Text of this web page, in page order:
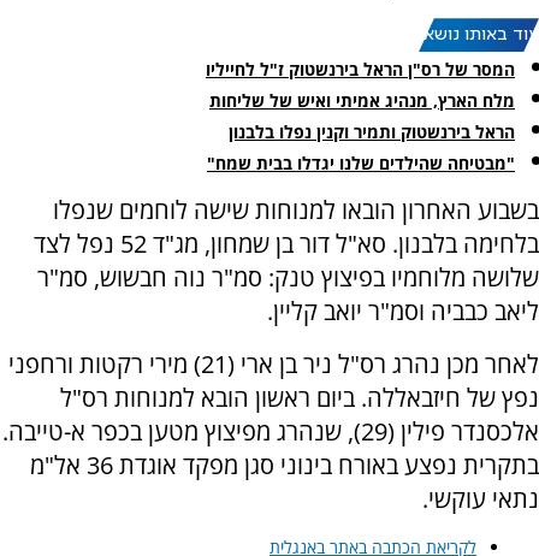
עוד באותו נושא:
המסר של רס"ן הראל בירנשטוק ז"ל לחייליו
מלח הארץ, מנהיג אמיתי ואיש של שליחות
הראל בירנשטוק ותמיר וקנין נפלו בלבנון
"מבטיחה שהילדים שלנו יגדלו בבית שמח"
בשבוע האחרון הובאו למנוחות שישה לוחמים שנפלו
בלחימה בלבנון. סא"ל דור בן שמחון, מג"ד 52 נפל לצד
שלושה מלוחמיו בפיצוץ טנק: סמ"ר נוה חבשוש, סמ"ר
ליאב כבביה וסמ"ר יואב קליין.
לאחר מכן נהרג רס"ל ניר בן ארי (21) מירי רקטות ורחפני
נפץ של חיזבאללה. ביום ראשון הובא למנוחות רס"ל
אלכסנדר פילין (29), שנהרג מפיצוץ מטען בכפר א-טייבה.
בתקרית נפצע באורח בינוני סגן מפקד אוגדת 36 אל"מ
נתאי עוקשי.
לקריאת הכתבה באתר באנגלית